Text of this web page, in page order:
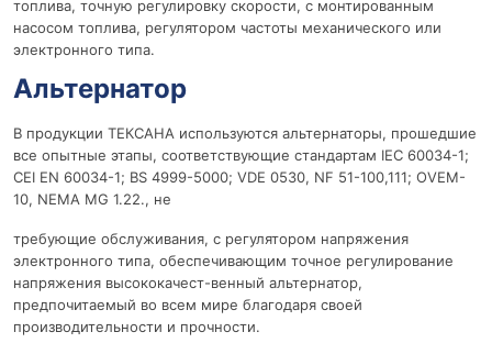
топлива, точную регулировку скорости, с монтированным
насосом топлива, регулятором частоты механического или
электронного типа.
Альтернатор
В продукции ТЕКСАНА используются альтернаторы, прошедшие
все опытные этапы, соответствующие стандартам IEC 60034-1;
CEI EN 60034-1; BS 4999-5000; VDE 0530, NF 51-100,111; OVEM-
10, NEMA MG 1.22., не
требующие обслуживания, с регулятором напряжения
электронного типа, обеспечивающим точное регулирование
напряжения высококачест-венный альтернатор,
предпочитаемый во всем мире благодаря своей
производительности и прочности.